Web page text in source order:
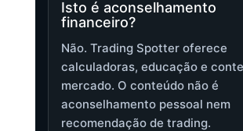
Isto é aconselhamento
financeiro?
Não. Trading Spotter oferece
calculadoras, educação e
mercado. O conteúdo não é
aconselhamento pessoal nem
recomendação de trading.